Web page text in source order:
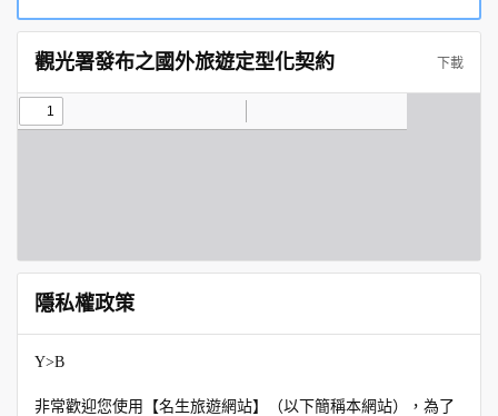
觀光署發布之國外旅遊定型化契約 下載
隱私權政策
Y>B
非常歡迎您使用【名生旅遊網站】（以下簡稱本網站），為了